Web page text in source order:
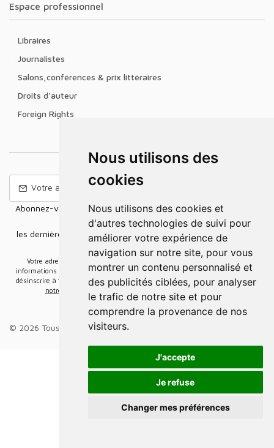
Nous utilisons des
cookies
Nous utilisons des cookies et
d'autres technologies de suivi pour
améliorer votre expérience de
navigation sur notre site, pour vous
montrer un contenu personnalisé et
des publicités ciblées, pour analyser
le trafic de notre site et pour
comprendre la provenance de nos
visiteurs.
J'accepte
Je refuse
Changer mes préférences
Espace professionnel
Libraires
Journalistes
Salons,conférences & prix littéraires
Droits d'auteur
Foreign Rights
Abonnez-vous à notre Newsletter pour recevoir nos nouvelles
offres,
les dernières nouvelles, des informations sur les ventes et les
promotions.
Votre adresse e-mail sera uniquement utilisée pour vous envoyer des
informations sur les actualités relatives au groupe Elidia. Vous pouvez vous
désinscrire à tout moment. Pour plus d’informations, cliquez ici Retrouvez ici
notre politique de protection de vos données personnelles
© 2026 Tous droits réservés.Groupe Elidia